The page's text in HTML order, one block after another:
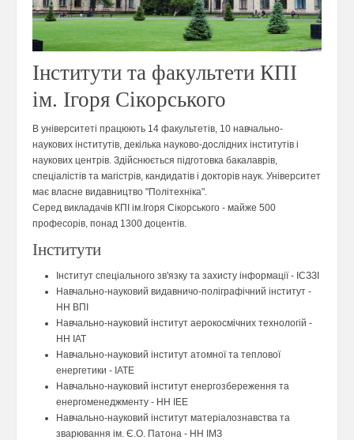
Інститути та факультети КПІ
ім. Ігоря Сікорського
В університеті працюють 14 факультетів, 10 навчально-
наукових інститутів, декілька науково-дослідних інститутів і
наукових центрів. Здійснюється підготовка бакалаврів,
спеціалістів та магістрів, кандидатів і докторів наук. Університет
має власне видавництво "Політехніка".
Серед викладачів КПІ ім.Ігоря Сікорського - майже 500
професорів, понад 1300 доцентів.
Інститути
Інститут спеціального зв'язку та захисту інформації - ІСЗЗІ
Навчально-науковий видавничо-полiграфiчний інститут -
НН ВПІ
Навчально-науковий інститут аерокосмічних технологій -
НН ІАТ
Навчально-науковий інститут атомної та теплової
енергетики - ІАТЕ
Навчально-науковий інститут енергозбереження та
енергоменеджменту - НН ІЕЕ
Навчально-науковий інститут матеріалознавства та
зварювання ім. Є.О. Патона - НН ІМЗ